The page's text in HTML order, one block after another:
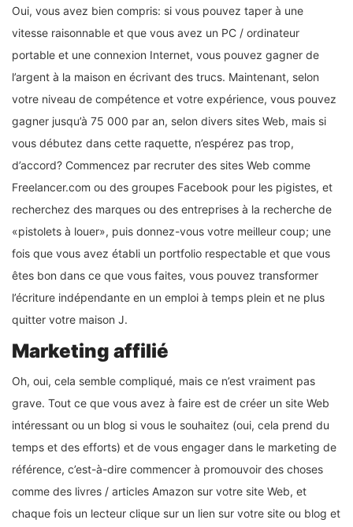
Oui, vous avez bien compris: si vous pouvez taper à une
vitesse raisonnable et que vous avez un PC / ordinateur
portable et une connexion Internet, vous pouvez gagner de
l’argent à la maison en écrivant des trucs. Maintenant, selon
votre niveau de compétence et votre expérience, vous pouvez
gagner jusqu’à 75 000 par an, selon divers sites Web, mais si
vous débutez dans cette raquette, n’espérez pas trop,
d’accord? Commencez par recruter des sites Web comme
Freelancer.com ou des groupes Facebook pour les pigistes, et
recherchez des marques ou des entreprises à la recherche de
«pistolets à louer», puis donnez-vous votre meilleur coup; une
fois que vous avez établi un portfolio respectable et que vous
êtes bon dans ce que vous faites, vous pouvez transformer
l’écriture indépendante en un emploi à temps plein et ne plus
quitter votre maison J.
Marketing affilié
Oh, oui, cela semble compliqué, mais ce n’est vraiment pas
grave. Tout ce que vous avez à faire est de créer un site Web
intéressant ou un blog si vous le souhaitez (oui, cela prend du
temps et des efforts) et de vous engager dans le marketing de
référence, c’est-à-dire commencer à promouvoir des choses
comme des livres / articles Amazon sur votre site Web, et
chaque fois un lecteur clique sur un lien sur votre site ou blog et